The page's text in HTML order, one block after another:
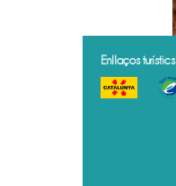
Enllaços turístics